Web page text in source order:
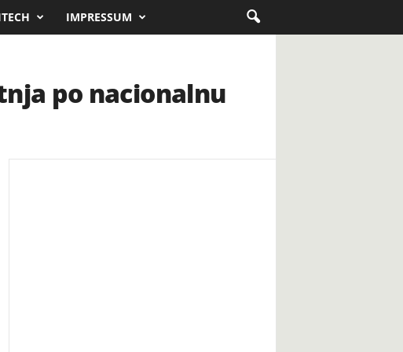
IMPRESSUM
po nacionalnu